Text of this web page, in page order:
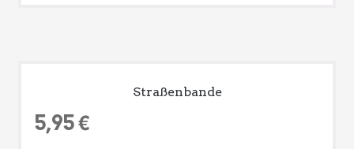
Straßenbande
5,95€